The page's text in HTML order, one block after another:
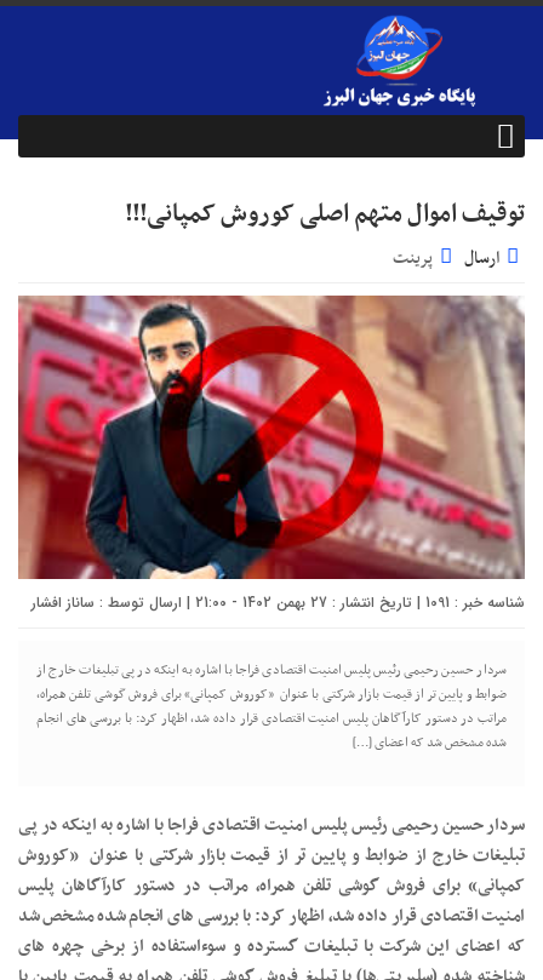
توقیف اموال متهم اصلی کوروش کمپانی!!!
ارسال پرینت
شناسه خبر : 1091 | تاریخ انتشار : 27 بهمن 1402 - 21:00 | ارسال توسط : ساناز افشار
سردار حسین رحیمی رئیس پلیس امنیت اقتصادی فراجا با اشاره به اینکه در پی تبلیغات خارج از
ضوابط و پایین تر از قیمت بازار شرکتی با عنوان «کوروش کمپانی» برای فروش گوشی تلفن همراه،
مراتب در دستور کارآگاهان پلیس امنیت اقتصادی قرار داده شد، اظهار کرد: با بررسی های انجام
شده مشخص شد که اعضای […]
سردار حسین رحیمی رئیس پلیس امنیت اقتصادی فراجا با اشاره به اینکه در پی
تبلیغات خارج از ضوابط و پایین تر از قیمت بازار شرکتی با عنوان «کوروش
کمپانی» برای فروش گوشی تلفن همراه، مراتب در دستور کارآگاهان پلیس
امنیت اقتصادی قرار داده شد، اظهار کرد: با بررسی های انجام شده مشخص شد
که اعضای این شرکت با تبلیغات گسترده و سوءاستفاده از برخی چهره های